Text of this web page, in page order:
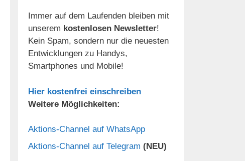
Immer auf dem Laufenden bleiben mit
unserem kostenlosen Newsletter!
Kein Spam, sondern nur die neuesten
Entwicklungen zu Handys,
Smartphones und Mobile!
Hier kostenfrei einschreiben
Weitere Möglichkeiten:
Aktions-Channel auf WhatsApp
Aktions-Channel auf Telegram (NEU)